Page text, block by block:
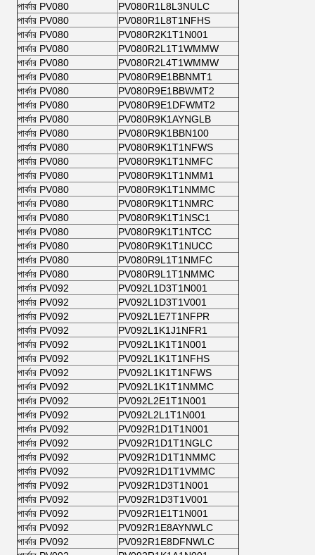
পার্কার PV080
PV080R1L8L3NULC
পার্কার PV080
PV080R1L8T1NFHS
পার্কার PV080
PV080R2K1T1N001
পার্কার PV080
PV080R2L1T1WMMW
পার্কার PV080
PV080R2L4T1WMMW
পার্কার PV080
PV080R9E1BBNMT1
পার্কার PV080
PV080R9E1BBWMT2
পার্কার PV080
PV080R9E1DFWMT2
পার্কার PV080
PV080R9K1AYNGLB
পার্কার PV080
PV080R9K1BBN100
পার্কার PV080
PV080R9K1T1NFWS
পার্কার PV080
PV080R9K1T1NMFC
পার্কার PV080
PV080R9K1T1NMM1
পার্কার PV080
PV080R9K1T1NMMC
পার্কার PV080
PV080R9K1T1NMRC
পার্কার PV080
PV080R9K1T1NSC1
পার্কার PV080
PV080R9K1T1NTCC
পার্কার PV080
PV080R9K1T1NUCC
পার্কার PV080
PV080R9L1T1NMFC
পার্কার PV080
PV080R9L1T1NMMC
পার্কার PV092
PV092L1D3T1N001
পার্কার PV092
PV092L1D3T1V001
পার্কার PV092
PV092L1E7T1NFPR
পার্কার PV092
PV092L1K1J1NFR1
পার্কার PV092
PV092L1K1T1N001
পার্কার PV092
PV092L1K1T1NFHS
পার্কার PV092
PV092L1K1T1NFWS
পার্কার PV092
PV092L1K1T1NMMC
পার্কার PV092
PV092L2E1T1N001
পার্কার PV092
PV092L2L1T1N001
পার্কার PV092
PV092R1D1T1N001
পার্কার PV092
PV092R1D1T1NGLC
পার্কার PV092
PV092R1D1T1NMMC
পার্কার PV092
PV092R1D1T1VMMC
পার্কার PV092
PV092R1D3T1N001
পার্কার PV092
PV092R1D3T1V001
পার্কার PV092
PV092R1E1T1N001
পার্কার PV092
PV092R1E8AYNWLC
পার্কার PV092
PV092R1E8DFNWLC